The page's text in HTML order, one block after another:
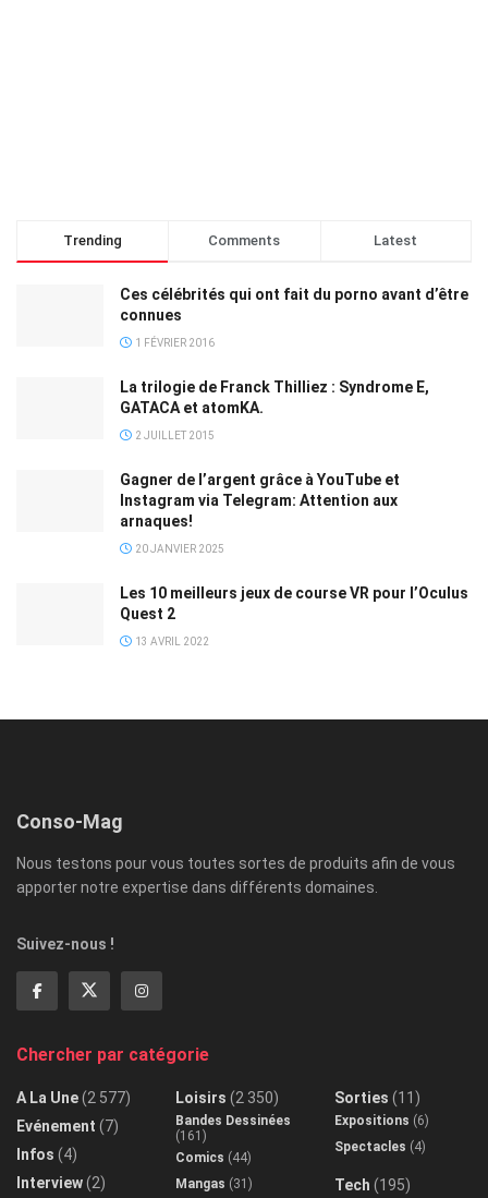
Trending Comments Latest
Ces célébrités qui ont fait du porno avant d’être
connues
1 FÉVRIER 2016
La trilogie de Franck Thilliez : Syndrome E,
GATACA et atomKA.
2 JUILLET 2015
Gagner de l’argent grâce à YouTube et
Instagram via Telegram: Attention aux
arnaques!
20 JANVIER 2025
Les 10 meilleurs jeux de course VR pour l’Oculus
Quest 2
13 AVRIL 2022
Conso-Mag
Nous testons pour vous toutes sortes de produits afin de vous
apporter notre expertise dans différents domaines.
Suivez-nous !
Chercher par catégorie
A La Une(2 577)
Evénement (7)
Infos (4)
Interview(2)
Loisirs (2 350)
Bandes Dessinées
(161)
Comics (44)
Mangas (31)
Sorties (11)
Expositions (6)
Spectacles (4)
Tech (195)